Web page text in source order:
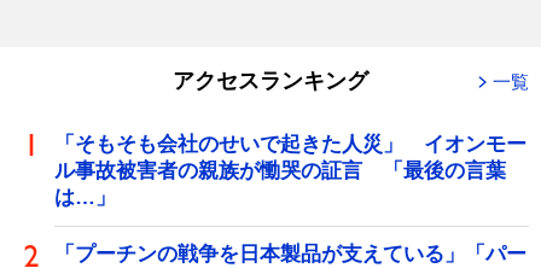
アクセスランキング 一覧
「そもそも会社のせいで起きた人災」 イオンモー
ル事故被害者の親族が慟哭の証言 「最後の言葉
は…」
「プーチンの戦争を日本製品が支えている」「パー